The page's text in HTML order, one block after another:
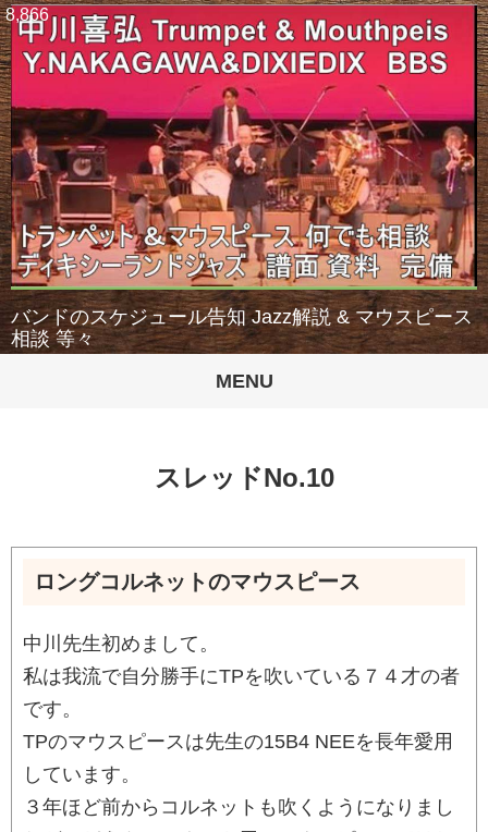
バンドのスケジュール告知 Jazz解説 & マウスピース
相談 等々
MENU
8,866
スレッドNo.10
ロングコルネットのマウスピース
中川先生初めまして。
私は我流で自分勝手にTPを吹いている７４才の者
です。
TPのマウスピースは先生の15B4 NEEを長年愛用
しています。
３年ほど前からコルネットも吹くようになりまし